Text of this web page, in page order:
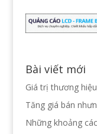
Bài viết mới
Giá trị thương
Tăng giá bán
Những khoảng